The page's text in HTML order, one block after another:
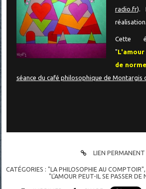
radio.fr).
réalisation.
Cette
"
de
séance du café philosophique de Montargis
LIEN PERMANENT
CATÉGORIES : "LA PHILOSOPHIE AU COMPTOIR"
"L'AMOUR PEUT-IL SE PASSER DE